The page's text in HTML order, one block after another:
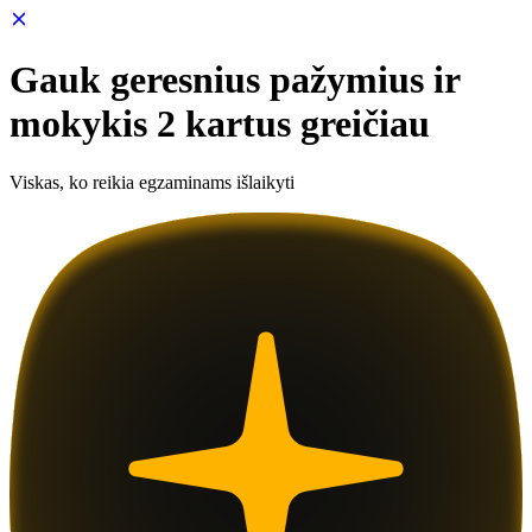
Gauk geresnius pažymius ir
mokykis 2 kartus greičiau
Viskas, ko reikia egzaminams išlaikyti